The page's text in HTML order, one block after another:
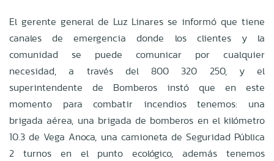
El gerente general de Luz Linares se informó que tiene
canales de emergencia donde los clientes y la
comunidad se puede comunicar por cualquier
necesidad, a través del 800 320 250, y el
superintendente de Bomberos instó que en este
momento para combatir incendios tenemos: una
brigada aérea, una brigada de bomberos en el kilómetro
10.3 de Vega Anoca, una camioneta de Seguridad Pública
2 turnos en el punto ecológico, además tenemos